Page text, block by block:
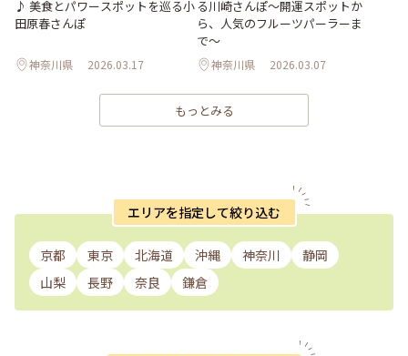
♪ 美食とパワースポットを巡る小
田原春さんぽ
神奈川県 2026.03.17
る川崎さんぽ〜開運スポットか
ら、人気のフルーツパーラーま
で〜
神奈川県 2026.03.07
もっとみる
エリアを指定して絞り込む
京都 東京 北海道 沖縄 神奈川
静岡
山梨
長野 奈良 鎌倉